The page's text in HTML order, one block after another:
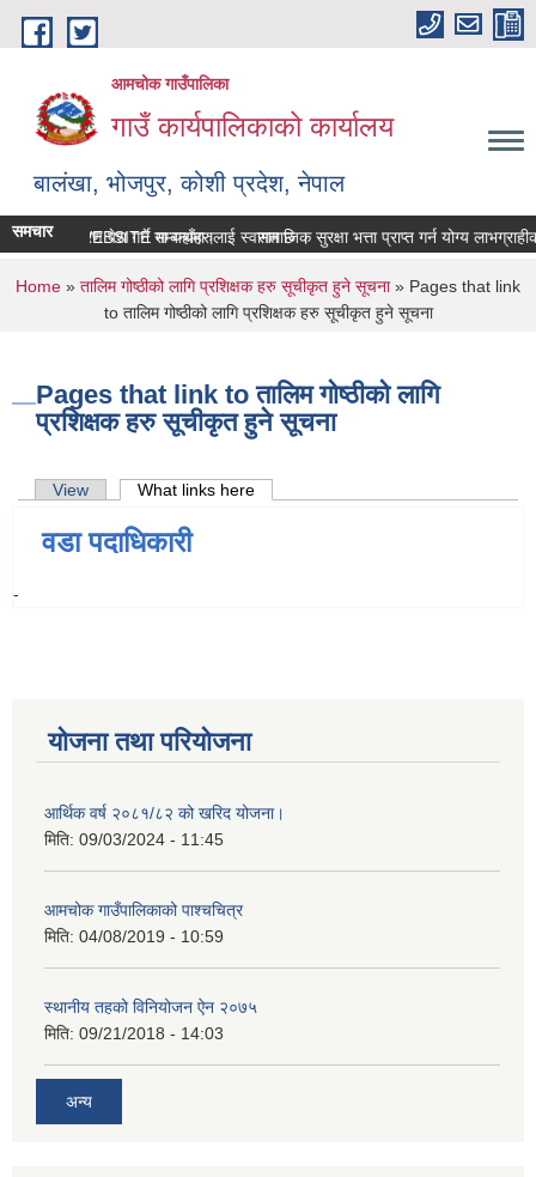
Skip to main content
आमचोक गाउँपालिका
गाउँ कार्यपालिकाको कार्यालय
बालंखा, भोजपुर, कोशी प्रदेश, नेपाल
WEBSITE मा यहाँहरुलाई स्वागत छ ।
समचार
सम्पत्ति विवरण पेश गर्ने सम्बन्धमा। सामाजिक सुरक्षा भत्ता प्राप्‍त गर्न योग्य
You are here
Home » तालिम गोष्ठीको लागि प्रशिक्षक हरु सूचीकृत हुने सूचना» Pages that link
to तालिम गोष्ठीको लागि प्रशिक्षक हरु सूचीकृत हुने सूचना
Pages that link to तालिम गोष्ठीको लागि
प्रशिक्षक हरु सूचीकृत हुने सूचना
Primary tabs
View What links here
वडा पदाधिकारी
-
योजना तथा परियोजना
आर्थिक वर्ष २०८१/८२ को खरिद योजना।
मिति: 09/03/2024 - 11:45
आमचोक गाउँपालिकाको पाश्चचित्र
मिति: 04/08/2019 - 10:59
स्थानीय तहको विनियोजन ऐन २०७५
मिति: 09/21/2018 - 14:03
अन्य